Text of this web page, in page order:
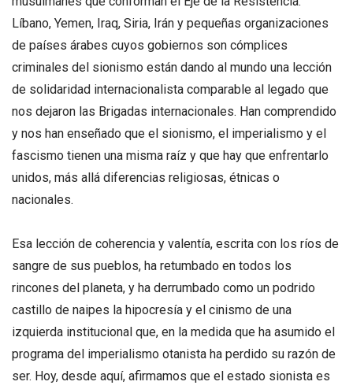
Líbano, Yemen, Iraq, Siria, Irán y pequeñas organizaciones
de países árabes cuyos gobiernos son cómplices
criminales del sionismo están dando al mundo una lección
de solidaridad internacionalista comparable al legado que
nos dejaron las Brigadas internacionales. Han comprendido
y nos han enseñado que el sionismo, el imperialismo y el
fascismo tienen una misma raíz y que hay que enfrentarlo
unidos, más allá diferencias religiosas, étnicas o
nacionales.
Esa lección de coherencia y valentía, escrita con los ríos de
sangre de sus pueblos, ha retumbado en todos los
rincones del planeta, y ha derrumbado como un podrido
castillo de naipes la hipocresía y el cinismo de una
izquierda institucional que, en la medida que ha asumido el
programa del imperialismo otanista ha perdido su razón de
ser. Hoy, desde aquí, afirmamos que el estado sionista es